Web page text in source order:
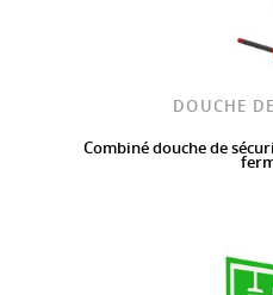
DOUCHE
Combiné douche de